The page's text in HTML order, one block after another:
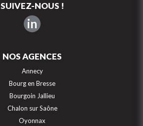
SUIVEZ-NOUS !
in
NOS AGENCES
Annecy
Bourg en Bresse
Bourgoin Jallieu
Chalon sur Saône
Oyonnax